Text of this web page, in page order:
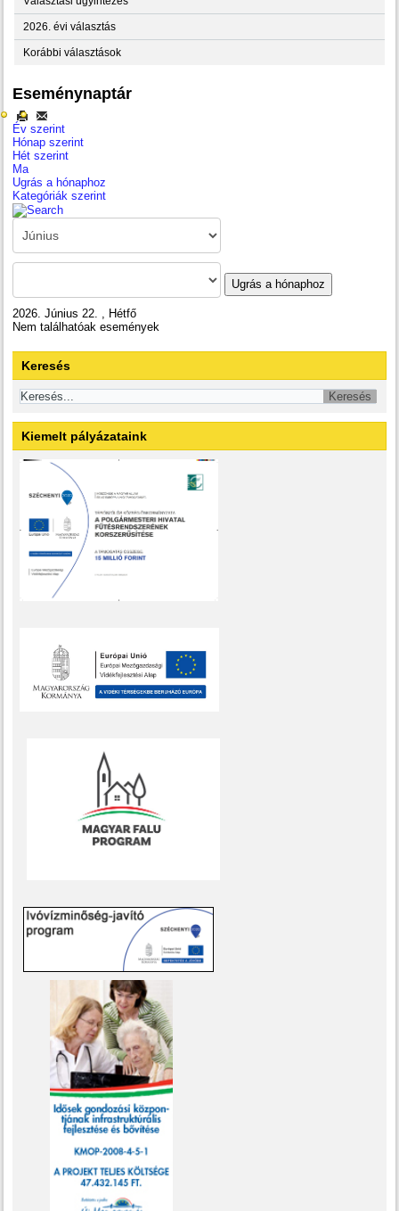
2026. évi választás
Korábbi választások
Eseménynaptár
Év szerint
Hónap szerint
Hét szerint
Ma
Ugrás a hónaphoz
Kategóriák szerint
Ugrás a hónaphoz
2026. Június 22. , Hétfő
Nem találhatóak események
Keresés
Kiemelt pályázataink